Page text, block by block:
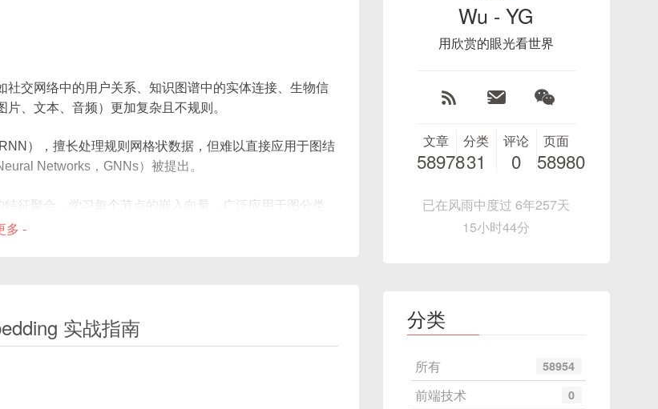
交网络中的用户关系、知识图谱中的实体连接、生物信
、文本、音频）更加复杂且不规则。
），擅长处理规则网格状数据，但难以直接应用于图结
Networks，GNNs）被提出。
征聚合，学习每个节点的嵌入向量，广泛应用于图分类、
作，极大地推动了图深度学习领域的发展。
计算复杂度高、扩展性差的问题。GCN不仅能捕捉节点
多 -
实战指南
Wu - YG
用欣赏的眼光看世界
文章
58978
分类
31
评论
0
页面
58980
已在风雨中度过 6年257天
15小时44分
分类
所有 58954
前端技术 0